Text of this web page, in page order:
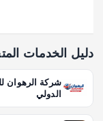
دليل الخدمات
شركة الرهوان
الدولي